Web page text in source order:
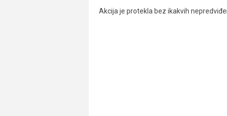
Akcija je protekla bez ikakvih